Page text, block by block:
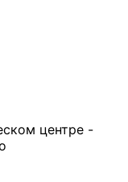
центре -